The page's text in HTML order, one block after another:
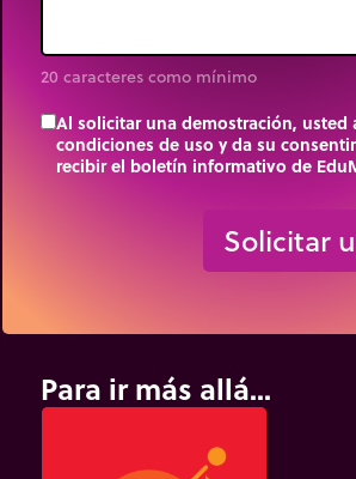
20 caracteres como mínimo
Al solicitar una demostración, usted
condiciones de uso y da su
recibir el boletín informativo de
Solicitar
Para ir más allá...